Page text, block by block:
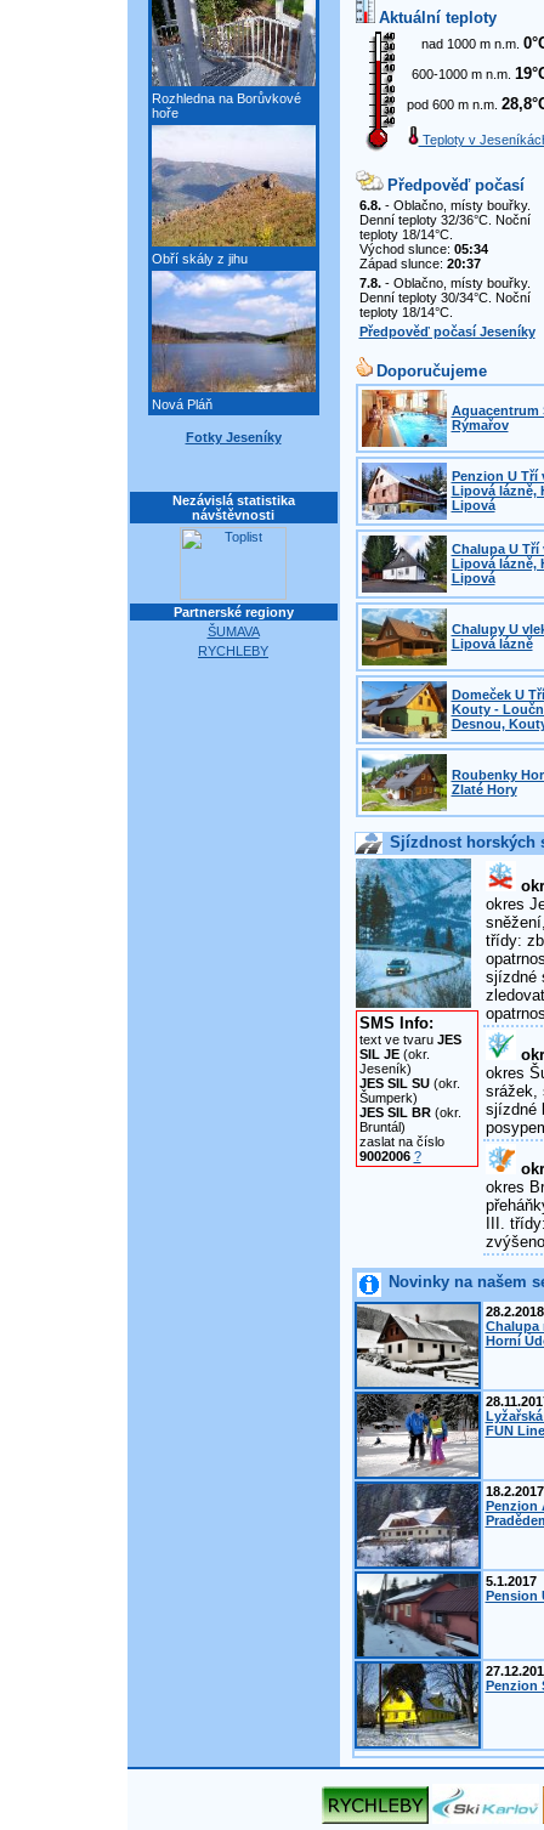
Rozhledna na Borůvkové
hoře
Obří skály z jihu
Nová Pláň
Fotky Jeseníky
Nezávislá statistika
návštěvnosti
Partnerské regiony
ŠUMAVA
RYCHLEBY
Aktuální teploty
nad 1000 m n.m.
600-1000 m n.m.
pod 600 m n.m.
Teploty v
Předpověď počasí
6.8.- Oblačno, místy bouřky.
Denní teploty 32/36°C. Noční
teploty 18/14°C.
Východ slunce: 05:34
Západ slunce: 20:37
7.8.- Oblačno, místy bouřky.
Denní teploty 30/34°C. Noční
teploty 18/14°C.
Předpověď počasí Jeseníky
Doporučujeme
Aquacentrum
Rýmařov
Penzion U Tří
Lipová lázně,
Lipová
Chalupa U Tří
Lipová lázně,
Lipová
Chalupy U
Lipová lázně
Domeček U
Kouty -
Desnou,
Roubenky
Zlaté Hory
Sjízdnost horských
SMS Info:
text ve tvaru JES
SIL JE(okr.
Jeseník)
JES SIL SU(okr.
Šumperk)
JES SIL BR(okr.
Bruntál)
zaslat na číslo
9002006 ?
okres
třídy:
sjízdné
okres
srážek,
sjízdné
okres
III.
Novinky na našem
28.2.2018
Chalupa
Horní
FUN
18.2.2017
Penzion
5.1.2017
Pension
Penzion